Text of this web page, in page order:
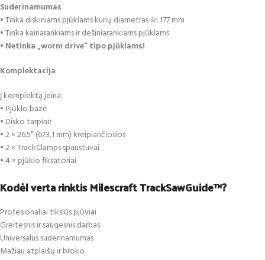
Suderinamumas
• Tinka diskiniams pjūklams kurių diametras iki 177 mm
• Tinka kairiarankiams ir dešiniarankiams pjūklams
• Netinka „worm drive“ tipo pjūklams!
Komplektacija
Į komplektą įeina:
• Pjūklo bazė
• Disko tarpinė
• 2 × 26.5″ (673,1 mm) kreipiančiosios
• 2 × TrackClamps spaustuvai
• 4 × pjūklo fiksatoriai
Kodėl verta rinktis Milescraft TrackSawGuide™?
Profesionaliai tikslūs pjūviai
Greitesnis ir saugesnis darbas
Universalus suderinamumas
Mažiau atplaišų ir broko